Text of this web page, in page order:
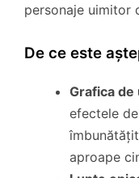
personaje uimitor
De ce este
Grafica de
efectele
aproape